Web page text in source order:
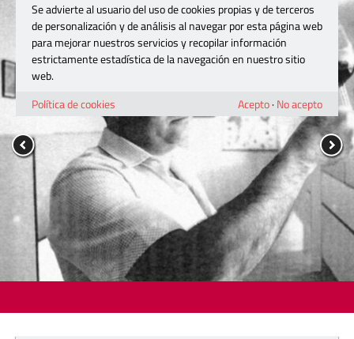
Se advierte al usuario del uso de cookies propias y de terceros
de personalización y de análisis al navegar por esta página web
para mejorar nuestros servicios y recopilar información
estrictamente estadística de la navegación en nuestro sitio
web.
Política de cookies
Acepto· No acepto